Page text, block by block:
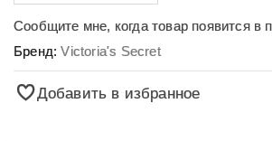
Сообщите мне, когда товар появится в
Бренд:Victoria's Secret
Добавить в избранное